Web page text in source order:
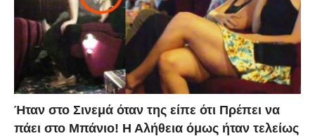
Ήταν στο Σινεμά όταν της είπε ότι Πρέπει να
πάει στο Μπάνιο! Η Αλήθεια όμως ήταν τελείως